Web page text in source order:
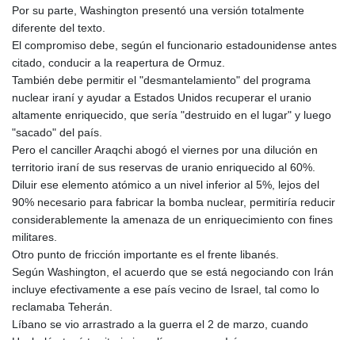
PYG 6853.914834
RON 5.244583
RSD 117.338542
RUB 94.338828
RWF 1694.978938
SAR 4.345489
SCR 16.705092
SDG 694.263698
SEK 10.961095
SGD 1.477661
SLE 28.445176
SRD 43.778814
STD 23929.673396
STN 24.499696
SZL 18.722767
Por su parte, Washington presentó una versión totalmente
diferente del texto.
El compromiso debe, según el funcionario estadounidense antes
citado, conducir a la reapertura de Ormuz.
También debe permitir el "desmantelamiento" del programa
nuclear iraní y ayudar a Estados Unidos recuperar el uranio
altamente enriquecido, que sería "destruido en el lugar" y luego
"sacado" del país.
Pero el canciller Araqchi abogó el viernes por una dilución en
territorio iraní de sus reservas de uranio enriquecido al 60%.
Diluir ese elemento atómico a un nivel inferior al 5%, lejos del
90% necesario para fabricar la bomba nuclear, permitiría reducir
considerablemente la amenaza de un enriquecimiento con fines
militares.
Otro punto de fricción importante es el frente libanés.
Según Washington, el acuerdo que se está negociando con Irán
incluye efectivamente a ese país vecino de Israel, tal como lo
reclamaba Teherán.
Líbano se vio arrastrado a la guerra el 2 de marzo, cuando